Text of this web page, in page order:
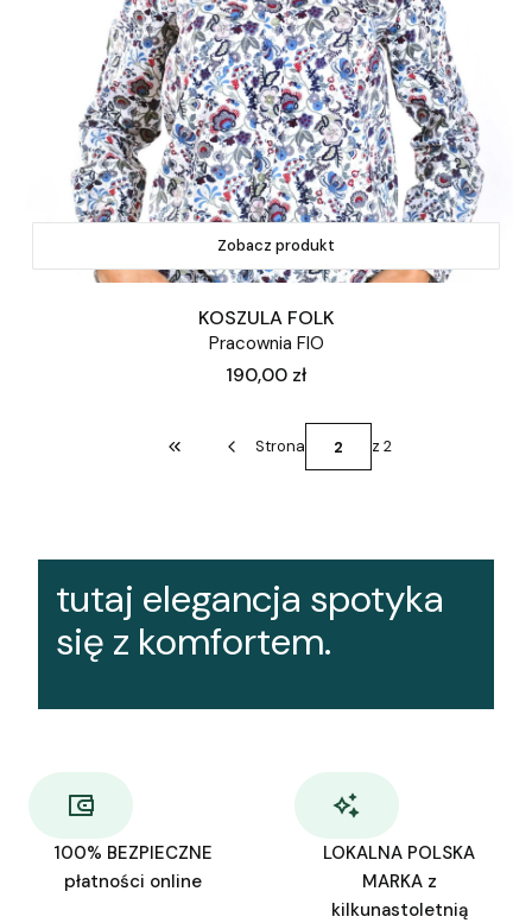
Zobacz produkt
KOSZULA FOLK
Pracownia FIO
Cena
190,00 zł
Wróć do pierwszej strony z produktami
Strona z 2
tutaj elegancja spotyka
się z komfortem.
100% BEZPIECZNE
płatności online
LOKALNA POLSKA
MARKA z
kilkunastoletnią